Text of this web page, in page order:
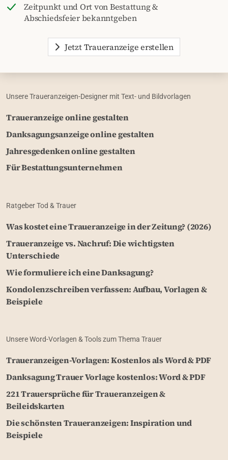
Zeitpunkt und Ort von Bestattung &
Abschiedsfeier bekanntgeben
Jetzt Traueranzeige erstellen
Unsere Traueranzeigen-Designer mit Text- und Bildvorlagen
Traueranzeige online gestalten
Danksagungsanzeige online gestalten
Jahresgedenken online gestalten
Für Bestattungsunternehmen
Ratgeber Tod & Trauer
Was kostet eine Traueranzeige in der Zeitung? (2026)
Traueranzeige vs. Nachruf: Die wichtigsten
Unterschiede
Wie formuliere ich eine Danksagung?
Kondolenzschreiben verfassen: Aufbau, Vorlagen &
Beispiele
Unsere Word-Vorlagen & Tools zum Thema Trauer
Traueranzeigen-Vorlagen: Kostenlos als Word & PDF
Danksagung Trauer Vorlage kostenlos: Word & PDF
221 Trauersprüche für Traueranzeigen &
Beileidskarten
Die schönsten Traueranzeigen: Inspiration und
Beispiele